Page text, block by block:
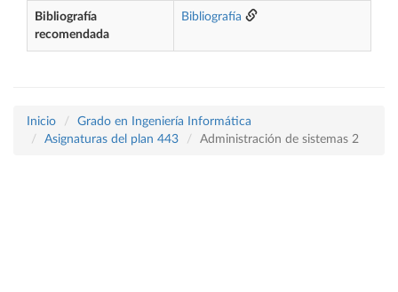
Bibliografía
recomendada
Bibliografía
Inicio
Grado en Ingeniería Informática
Asignaturas del plan 443
Administración de sistemas 2